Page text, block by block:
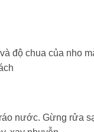
độ chua của nho
nước. Gừng rửa